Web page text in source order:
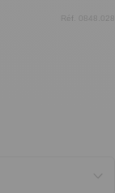
Réf. 0848.028